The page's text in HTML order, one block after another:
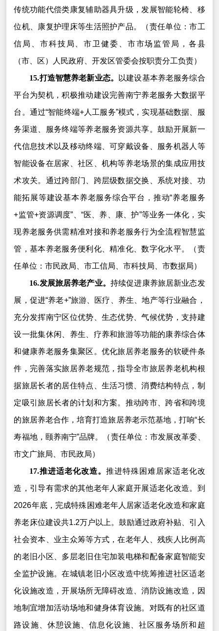
传统功能代偿类康复辅助器具升级，发展智能轮椅、移
位机、康复护理床等生活照护产品。（责任单位：市工
信局、市科技局、市卫健委、市市场监管局，各县
（市、区）人民政府、开发区管委会按职责分工负责）
15.打造智慧养老新业态。 以建设基本养老服务综合
平台为契机，积极推动建设完善南宁养老服务大数据平
台。通过“智能终端+人工服务”模式，实现基础数据、服
务渠道、服务终端等养老服务资源共享。鼓励开展新一
代信息技术以及移动终端、可穿戴设备、服务机器人等
智能设备在居家、社区、机构等养老场景的集成应用技
术攻关。通过跨部门、跨层级数据交换、系统对接、功
能拓展等建设基本养老服务综合平台，推动“养老服务
+监管+资源调度”、“医、养、康、护”等业务一体化，实
现养老服务供需精准对接和养老服务行为全流程智慧监
管，基本养老服务便利化、精准化、数字化水平。（责
任单位：市民政局、市工信局、市科技局、市数据局）
16.发展旅居养老产业。 持续促进康养旅居新业态发
展，促进“养老+”旅游、医疗、养生、地产等行业融合，
充分发挥南宁区位优势、生态优势、气候优势，支持建
设一批集休闲、养生、疗养和旅游等功能的康养综合体
和健康养老服务集聚区。优化旅居养老服务的软硬件条
件，完善落实旅居养老规范，指导全市旅居养老机构根
据旅居长者的居住特点、生活习惯、消费结构特点，制
定吸引旅居长者的计划和方案。推动跨市、跨省和跨境
的旅居养老合作，培育打造旅居养老示范基地，打响“长
寿福地，颐养南宁”品牌。（责任单位：市发展改革委、
市文广旅局、市民政局）
17.推进适老化改造。推进特殊困难居家适老化改
造，引导有需求的其他老年人家庭开展适老化改造。到
2026年底，完成特殊困难老年人居家适老化改造和家庭
养老床位建设共1.2万户以上。鼓励通过政府补贴、引入
社会资本、业主众筹等方式，在老年人、残疾人比例高
的老旧小区、多层老旧住宅加装电梯和配备家庭智能安
全监护设施。在城镇老旧小区改造中统筹推进社区适老
化设施改造，开展场所无障碍改造、消防设施改造，因
地制宜增加活动场地和健身体育设施。对既有的社区道
路设施、休憩设施、信息化设施、社区服务场所和超